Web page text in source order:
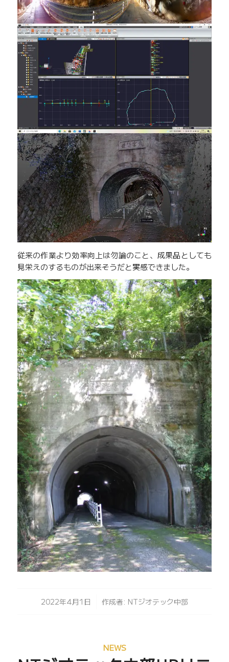
従来の作業より効率向上は勿論のこと、成果品としても
見栄えのするものが出来そうだと実感できました。
2022年4月1日
/ 作成者: NTジオテック中部
NEWS